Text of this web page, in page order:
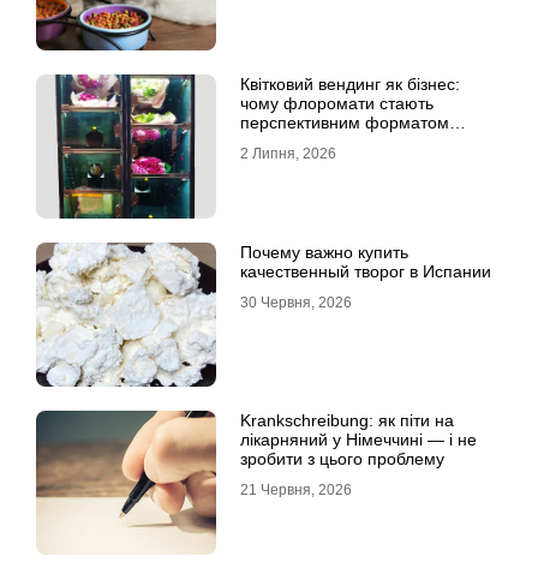
Квітковий вендинг як бізнес:
чому флоромати стають
перспективним форматом
2 Липня, 2026
Почему важно купить
качественный творог в Испании
30 Червня, 2026
Krankschreibung: як піти на
лікарняний у Німеччині — і не
зробити з цього проблему
21 Червня, 2026